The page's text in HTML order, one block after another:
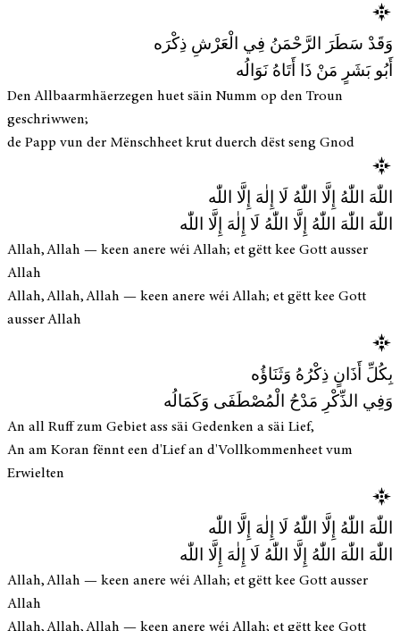
وَقَدْ سَطَرَ الرَّحْمَنُ فِي الْعَرْشِ ذِكْرَه
أَبُو بَشَرٍ مَنْ ذَا أَتَاهُ نَوَالُه
Den Allbaarmhäerzegen huet säin Numm op den Troun
geschriwwen;
de Papp vun der Mënschheet krut duerch dëst seng Gnod
اللّٰهَ اللّٰهُ إِلَّا اللّٰهُ لَا إِلٰهَ إِلَّا اللّٰه
اللّٰهَ اللّٰهَ اللّٰهُ إِلَّا اللّٰهُ لَا إِلٰهَ إِلَّا اللّٰه
Allah, Allah — keen anere wéi Allah; et gëtt kee Gott ausser
Allah
Allah, Allah, Allah — keen anere wéi Allah; et gëtt kee Gott
ausser Allah
بِكُلِّ أَذَانٍ ذِكْرُهُ وَثَنَاؤُه
وَفِي الذِّكْرِ مَدْحُ الْمُصْطَفَى وَكَمَالُه
An all Ruff zum Gebiet ass säi Gedenken a säi Lief,
An am Koran fënnt een d'Lief an d'Vollkommenheet vum
Erwielten
اللّٰهَ اللّٰهُ إِلَّا اللّٰهُ لَا إِلٰهَ إِلَّا اللّٰه
اللّٰهَ اللّٰهَ اللّٰهُ إِلَّا اللّٰهُ لَا إِلٰهَ إِلَّا اللّٰه
Allah, Allah — keen anere wéi Allah; et gëtt kee Gott ausser
Allah
Allah, Allah, Allah — keen anere wéi Allah; et gëtt kee Gott